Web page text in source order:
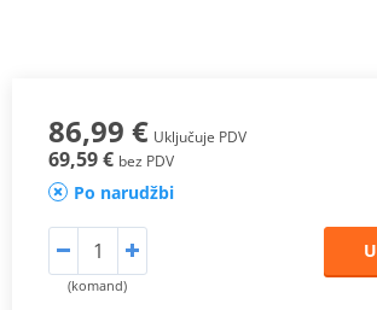
86,99 € Uključuje PDV
69,59 € bez PDV
Po narudžbi
(komand)